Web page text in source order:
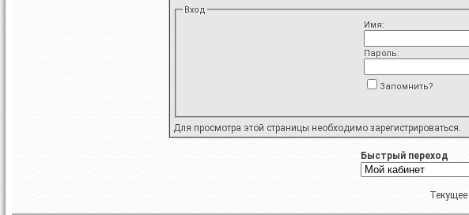
Вход
Имя:
Пароль:
Запомнить?
Для просмотра этой страницы необходимо зарегистрироваться.
Быстрый переход